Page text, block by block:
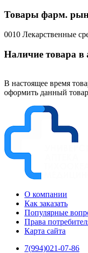
Товары фарм.
0010 Лекарственные
Наличие товара в
В настоящее время
оформить данный
О компании
Как заказать
Популярные
Права
Карта сайта
7(994)021-07-86